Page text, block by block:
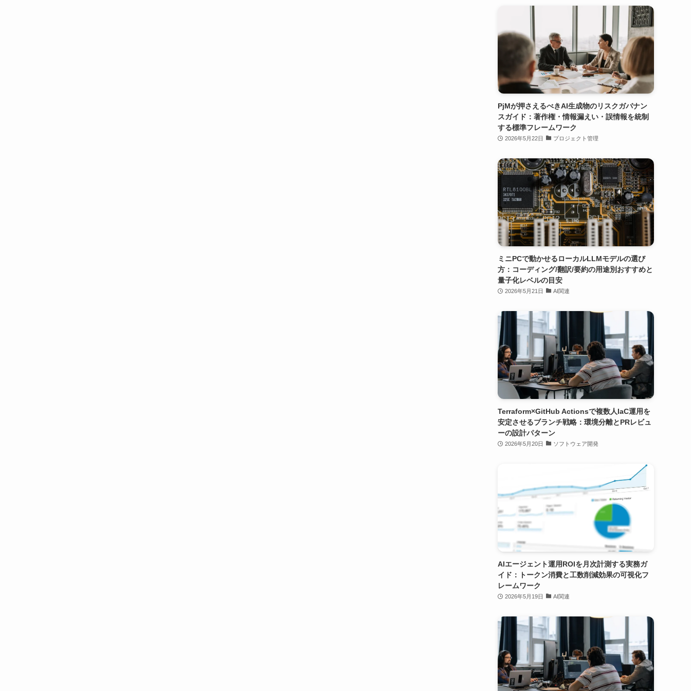
PjMが押さえるべきAI生成物のリスクガバナン
スガイド：著作権・情報漏えい・誤情報を統制
する標準フレームワーク
2026年5月22日 プロジェクト管理
ミニPCで動かせるローカルLLMモデルの選び
方：コーディング/翻訳/要約の用途別おすすめと
量子化レベルの目安
2026年5月21日 AI関連
Terraform×GitHub Actionsで複数人IaC運用を
安定させるブランチ戦略：環境分離とPRレビュ
ーの設計パターン
2026年5月20日 ソフトウェア開発
AIエージェント運用ROIを月次計測する実務ガ
イド：トークン消費と工数削減効果の可視化フ
レームワーク
2026年5月19日 AI関連